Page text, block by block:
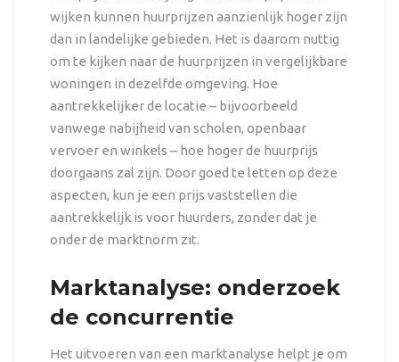
wijken kunnen huurprijzen aanzienlijk hoger zijn
dan in landelijke gebieden. Het is daarom nuttig
om te kijken naar de huurprijzen in vergelijkbare
woningen in dezelfde omgeving. Hoe
aantrekkelijker de locatie – bijvoorbeeld
vanwege nabijheid van scholen, openbaar
vervoer en winkels – hoe hoger de huurprijs
doorgaans zal zijn. Door goed te letten op deze
aspecten, kun je een prijs vaststellen die
aantrekkelijk is voor huurders, zonder dat je
onder de marktnorm zit.
Marktanalyse: onderzoek
de concurrentie
Het uitvoeren van een marktanalyse helpt je om